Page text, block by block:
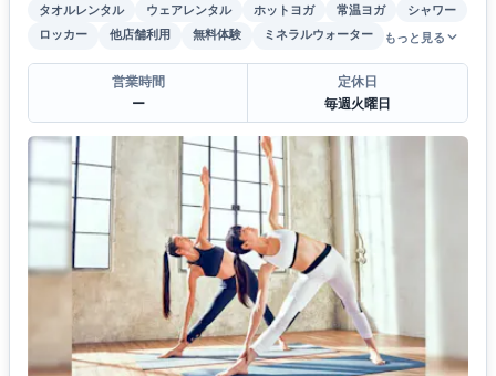
タオルレンタル ウェアレンタル ホットヨガ 常温ヨガ
シャワー
ロッカー
他店舗利用 無料体験 ミネラルウォーター もっと見る
営業時間
ー
定休日
毎週火曜日